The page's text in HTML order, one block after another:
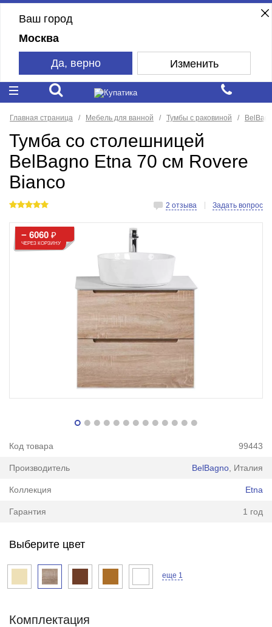
Ваш город
Москва
Да, верно Изменить
Главная страница Мебель для ванной Тумбы с раковиной
Тумба со столешницей
BelBagno Etna 70 см Rovere
Bianco
2 отзыва Задать вопрос
− 6060₽
ЧЕРЕЗ КОРЗИНУ
Код товара 99443
Производитель BelBagno , Италия
Коллекция Etna
Гарантия 1 год
Выберите цвет
еще 1
Комплектация